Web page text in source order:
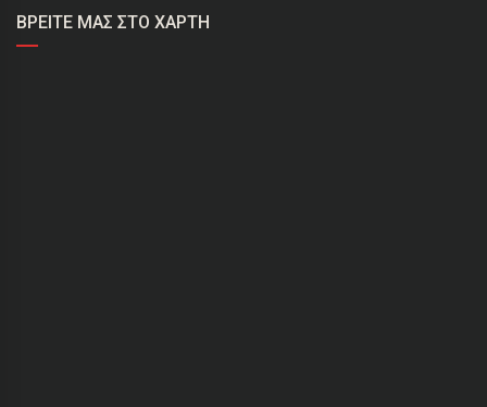
ΒΡΕΊΤΕ ΜΑΣ ΣΤΟ ΧΆΡΤΗ